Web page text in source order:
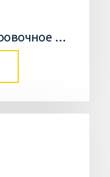
550591 Кольцо регулировочное 0,05мм/WEDGE